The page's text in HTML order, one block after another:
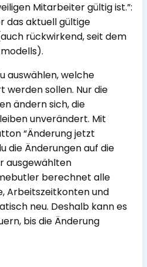
Mitarbeiter gültig ist.”:
das aktuell gültige
rückwirkend, seit dem
auswählen, welche
werden sollen. Nur die
ändern sich, die
unverändert. Mit
“Änderung jetzt
die Änderungen auf die
ausgewählten
berechnet alle
Arbeitszeitkonten und
neu. Deshalb kann es
bis die Änderung